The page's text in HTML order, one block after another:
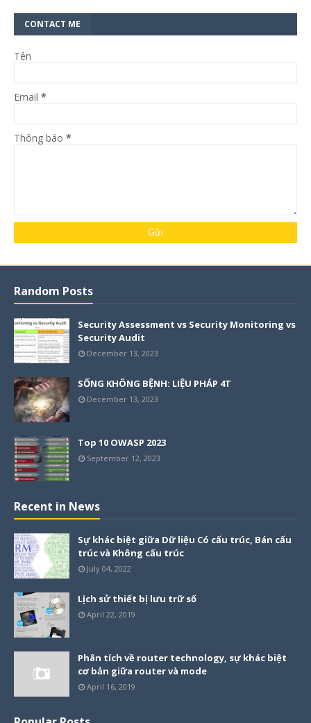
CONTACT ME
Tên
Email *
Thông báo *
Random Posts
Security Assessment vs Security Monitoring vs
Security Audit
December 13, 2023
SỐNG KHÔNG BỆNH: LIỆU PHÁP 4T
December 13, 2023
Top 10 OWASP 2023
September 12, 2023
Recent in News
Sự khác biệt giữa Dữ liệu Có cấu trúc, Bán cấu
trúc và Không cấu trúc
July 04, 2022
Lịch sử thiết bị lưu trữ số
April 22, 2019
Phân tích về router technology, sự khác biệt
cơ bản giữa router và mode
April 16, 2019